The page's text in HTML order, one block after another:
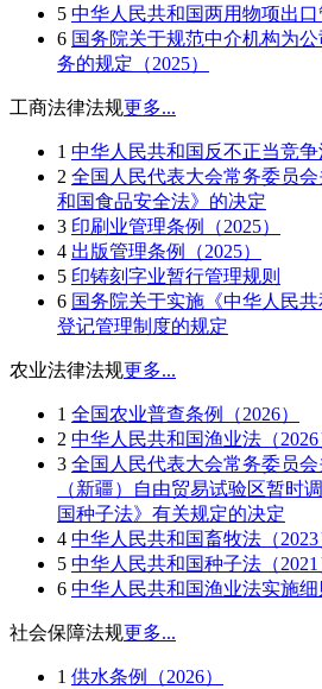
5 中华人民共和国两用物项出口
6 国务院关于规范中介机构为
务的规定（2025）
工商法律法规更多...
1 中华人民共和国反不正当竞争
2 全国人民代表大会常务委员
和国食品安全法》的决定
3 印刷业管理条例（2025）
4 出版管理条例（2025）
5 印铸刻字业暂行管理规则
6 国务院关于实施《中华人民
登记管理制度的规定
农业法律法规更多...
1 全国农业普查条例（2026）
2 中华人民共和国渔业法（2026
3 全国人民代表大会常务委员
（新疆）自由贸易试验区暂时
国种子法》有关规定的决定
4 中华人民共和国畜牧法（2023
5 中华人民共和国种子法（2021
6 中华人民共和国渔业法实施细
社会保障法规更多...
1 供水条例（2026）